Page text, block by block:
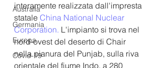
Australia
Germania
Europa
Covid-19
interamente realizzata dall'impresta
statale China National Nuclear
Corporation. L'impianto si trova nel
nord-ovest del deserto di Chair
nella pianura del Punjab, sulla riva
orientale del fiume Indo, a 280